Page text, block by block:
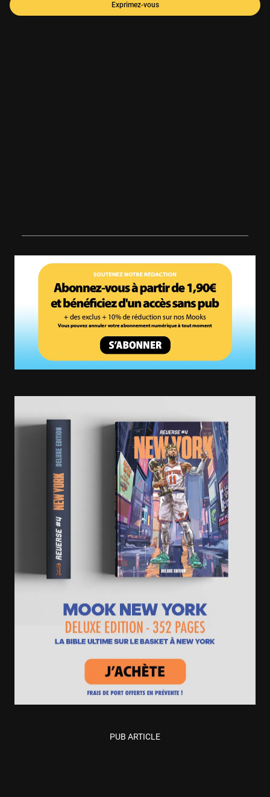
Exprimez-vous
PUB ARTICLE